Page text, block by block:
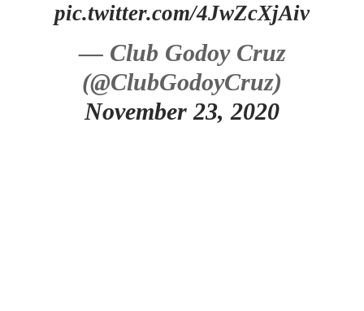
pic.twitter.com/4JwZcXjAiv
— Club Godoy Cruz
(@ClubGodoyCruz)
November 23, 2020